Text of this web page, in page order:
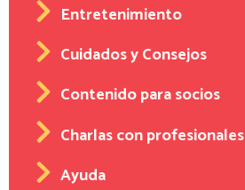
Entretenimiento
Cuidados y Consejos
Contenido para socios
Charlas con profesionales
Ayuda